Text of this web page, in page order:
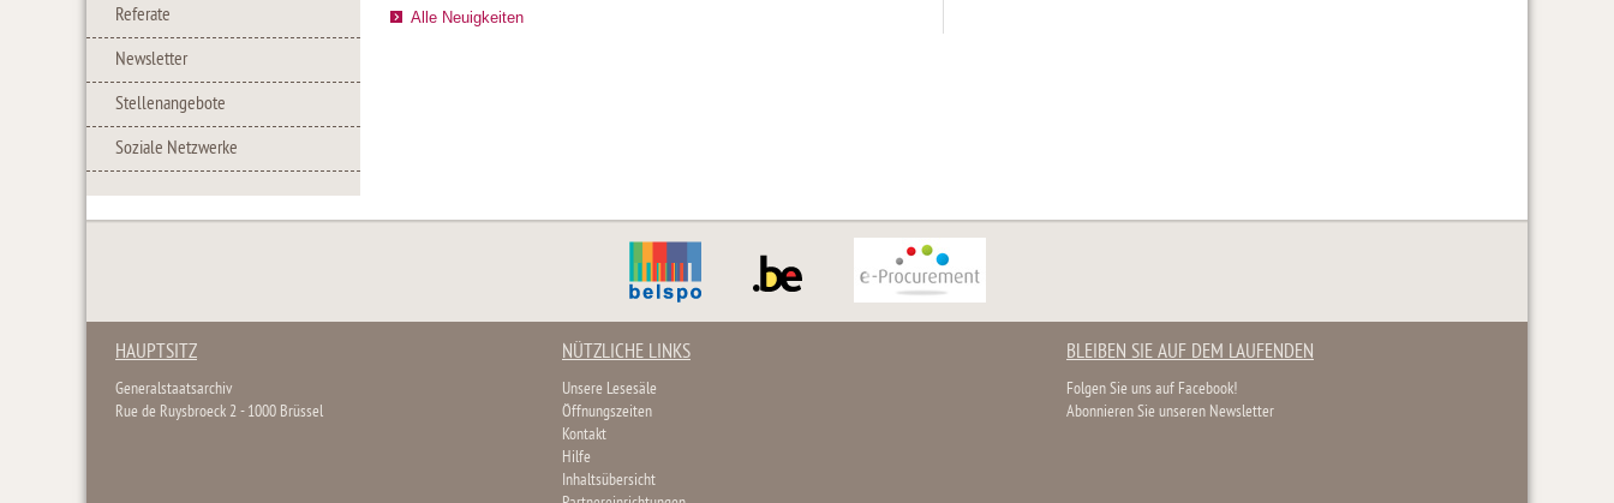
Referate
Newsletter
Stellenangebote
Soziale Netzwerke
Alle Neuigkeiten
HAUPTSITZ
Generalstaatsarchiv
Rue de Ruysbroeck 2 - 1000 Brüssel
NÜTZLICHE LINKS
Unsere Lesesäle
Öffnungszeiten
Kontakt
Hilfe
Inhaltsübersicht
BLEIBEN SIE AUF DEM LAUFENDEN
Folgen Sie uns auf Facebook!
Abonnieren Sie unseren Newsletter